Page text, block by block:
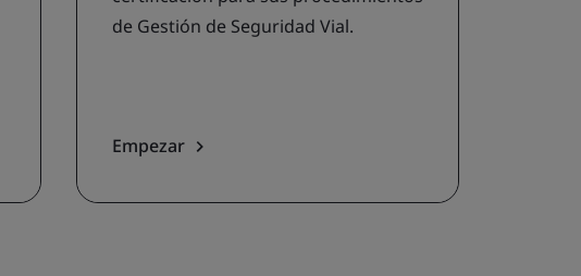
de Gestión de Seguridad Vial.
Empezar